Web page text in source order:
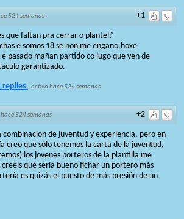
+1
524 semanas
que faltan pra cerrar o plantel?
e somos 18 se non me engano,hoxe
pasado mañan partido co lugo que ven de
garantizado.
replies ·activo hace 524 semanas
+2
hace 524 semanas
combinación de juventud y experiencia, pero en
creo que sólo tenemos la carta de la juventud,
los jovenes porteros de la plantilla me
que sería bueno fichar un portero más
es quizás el puesto de más presión de un